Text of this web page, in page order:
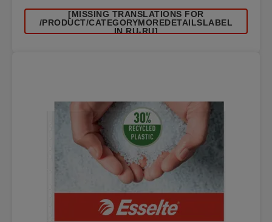
[MISSING TRANSLATIONS FOR
/PRODUCT/CATEGORYMOREDETAILSLABEL
IN RU-RU]